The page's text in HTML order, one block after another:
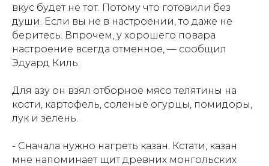
вкус будет не тот. Потому что готовили без
души. Если вы не в настроении, то даже не
беритесь. Впрочем, у хорошего повара
настроение всегда отменное, — сообщил
Эдуард Киль.
Для азу он взял отборное мясо телятины на
кости, картофель, соленые огурцы, помидоры,
лук и зелень.
- Сначала нужно нагреть казан. Кстати, казан
мне напоминает щит древних монгольских